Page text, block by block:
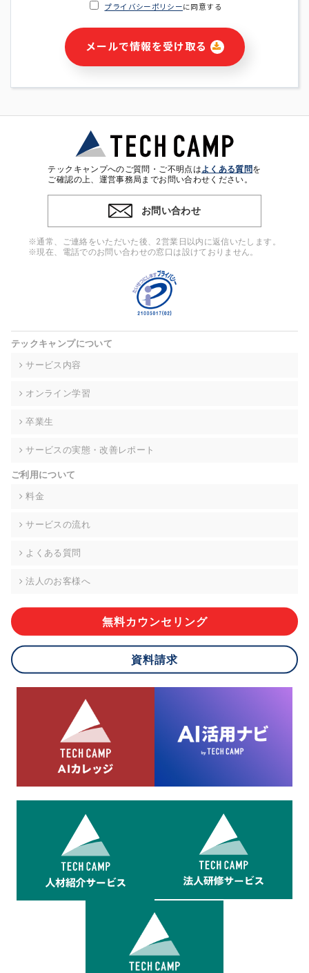
・ご請求された資料の送付のため
・本サービス及び本サービスに関連する情報(当社及び第三者の
サービス又は商品等の広告配信・宣伝を含みますが、それらに
・個人(法人の場合は担当者)を識別できない形式に加工した統
計情報の作成および利用
※上記の利用目的に基づいた本人への連絡及び配信について
4. 個人情報の第三者提供
ンをとるために、氏名等の一部の情報をサービス内で使用する
チャットツールで発信することにより、本サービスの他の利用
者等に提供することがあります。
当社は事業運営上、前項利用目的の範囲に限って個人情報を外
高い委託先を選定し、個人情報の適正管理・機密保持について
個人情報の開示等(利用目的の通知、開示、内容の訂正・追加・
て、下記の当社問合わせ窓口に申し出ることができます。その
的な期間内に対応いたします。ただし、申請が本人確認が不可
により、ご希望に添えない場合があります。 なお、アクセスロ
グなどの個人情報以外の情報については、原則として開示等は
株式会社div 個人情報問合せ窓口
メールアドレス:privacy_policy@di-v.co.jp
ご本人様が当社に個人情報を提供されるかどうかは任意による
応ができない場合があります。
8.cookieにより取得・分析した情報とその利用について
当社は第三者が運営するデータ・マネジメント・プラットフォ
ームからcookieにより収集されたウェブの閲覧機歴及びその分
析結果を取得し、これをお客様の個人データと結びつけた上
で、広告配信等の目的で利用いたします。
プライバシーポリシーに同意する
メールで情報を受け取る
テックキャンプへのご質問・ご不明点はよくある質問を
ご確認の上、運営事務局までお問い合わせください。
お問い合わせ
※通常、ご連絡をいただいた後、2営業日以内に返信いたします。
※現在、電話でのお問い合わせの窓口は設けておりません。
テックキャンプについて
サービス内容
オンライン学習
卒業生
サービスの実態・改善レポート
ご利用について
料金
サービスの流れ
よくある質問
法人のお客様へ
無料カウンセリング
資料請求